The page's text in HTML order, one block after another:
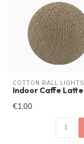
COTTON BALL LIGHTS
Indoor Caffe Latte
€1,00